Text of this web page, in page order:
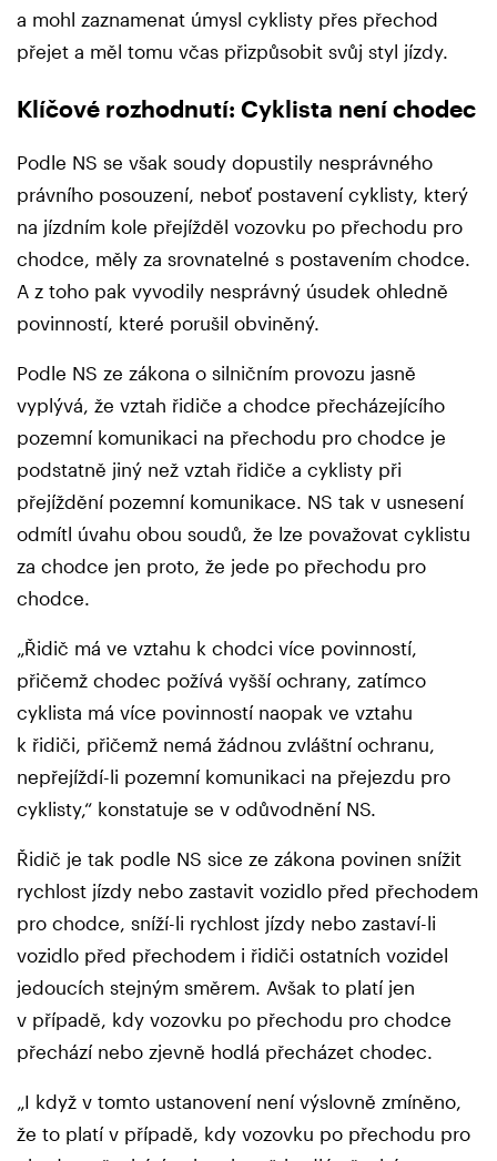
a mohl zaznamenat úmysl cyklisty přes přechod
přejet a měl tomu včas přizpůsobit svůj styl jízdy.
Klíčové rozhodnutí: Cyklista není chodec
Podle NS se však soudy dopustily nesprávného
právního posouzení, neboť postavení cyklisty, který
na jízdním kole přejížděl vozovku po přechodu pro
chodce, měly za srovnatelné s postavením chodce.
A z toho pak vyvodily nesprávný úsudek ohledně
povinností, které porušil obviněný.
Podle NS ze zákona o silničním provozu jasně
vyplývá, že vztah řidiče a chodce přecházejícího
pozemní komunikaci na přechodu pro chodce je
podstatně jiný než vztah řidiče a cyklisty při
přejíždění pozemní komunikace. NS tak v usnesení
odmítl úvahu obou soudů, že lze považovat cyklistu
za chodce jen proto, že jede po přechodu pro
chodce.
„Řidič má ve vztahu k chodci více povinností,
přičemž chodec požívá vyšší ochrany, zatímco
cyklista má více povinností naopak ve vztahu
k řidiči, přičemž nemá žádnou zvláštní ochranu,
nepřejíždí-li pozemní komunikaci na přejezdu pro
cyklisty,“ konstatuje se v odůvodnění NS.
Řidič je tak podle NS sice ze zákona povinen snížit
rychlost jízdy nebo zastavit vozidlo před přechodem
pro chodce, sníží-li rychlost jízdy nebo zastaví-li
vozidlo před přechodem i řidiči ostatních vozidel
jedoucích stejným směrem. Avšak to platí jen
v případě, kdy vozovku po přechodu pro chodce
přechází nebo zjevně hodlá přecházet chodec.
„I když v tomto ustanovení není výslovně zmíněno,
že to platí v případě, kdy vozovku po přechodu pro